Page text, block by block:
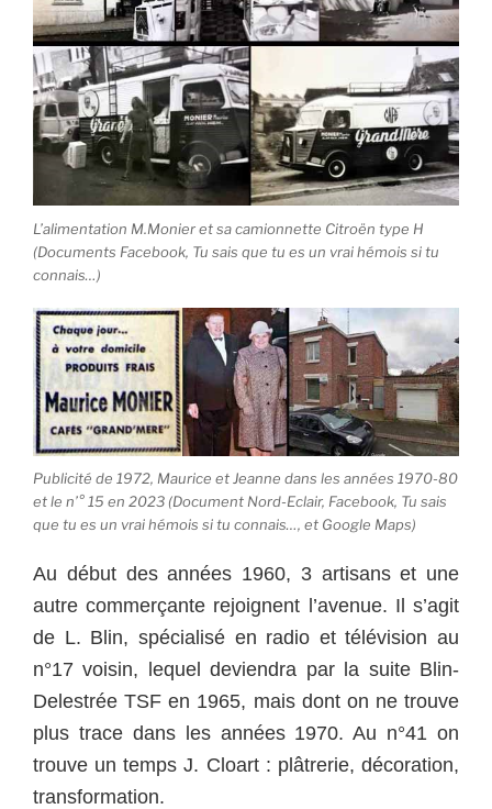
L’alimentation M.Monier et sa camionnette Citroën type H
(Documents Facebook, Tu sais que tu es un vrai hémois si tu
connais…)
Publicité de 1972, Maurice et Jeanne dans les années 1970-80
et le n’° 15 en 2023 (Document Nord-Eclair, Facebook, Tu sais
que tu es un vrai hémois si tu connais…, et Google Maps)
Au début des années 1960, 3 artisans et une
autre commerçante rejoignent l’avenue. Il s’agit
de L. Blin, spécialisé en radio et télévision au
n°17 voisin, lequel deviendra par la suite Blin-
Delestrée TSF en 1965, mais dont on ne trouve
plus trace dans les années 1970. Au n°41 on
trouve un temps J. Cloart : plâtrerie, décoration,
transformation.